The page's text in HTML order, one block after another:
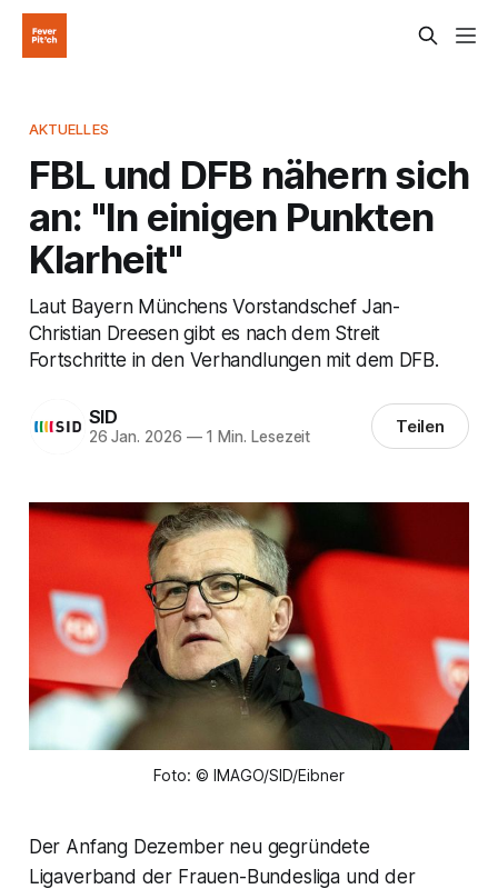
AKTUELLES
FBL und DFB nähern sich
an: "In einigen Punkten
Klarheit"
Laut Bayern Münchens Vorstandschef Jan-
Christian Dreesen gibt es nach dem Streit
Fortschritte in den Verhandlungen mit dem DFB.
SID
26 Jan. 2026 —1 Min. Lesezeit Teilen
Foto: © IMAGO/SID/Eibner
Der Anfang Dezember neu gegründete
Ligaverband der Frauen-Bundesliga und der